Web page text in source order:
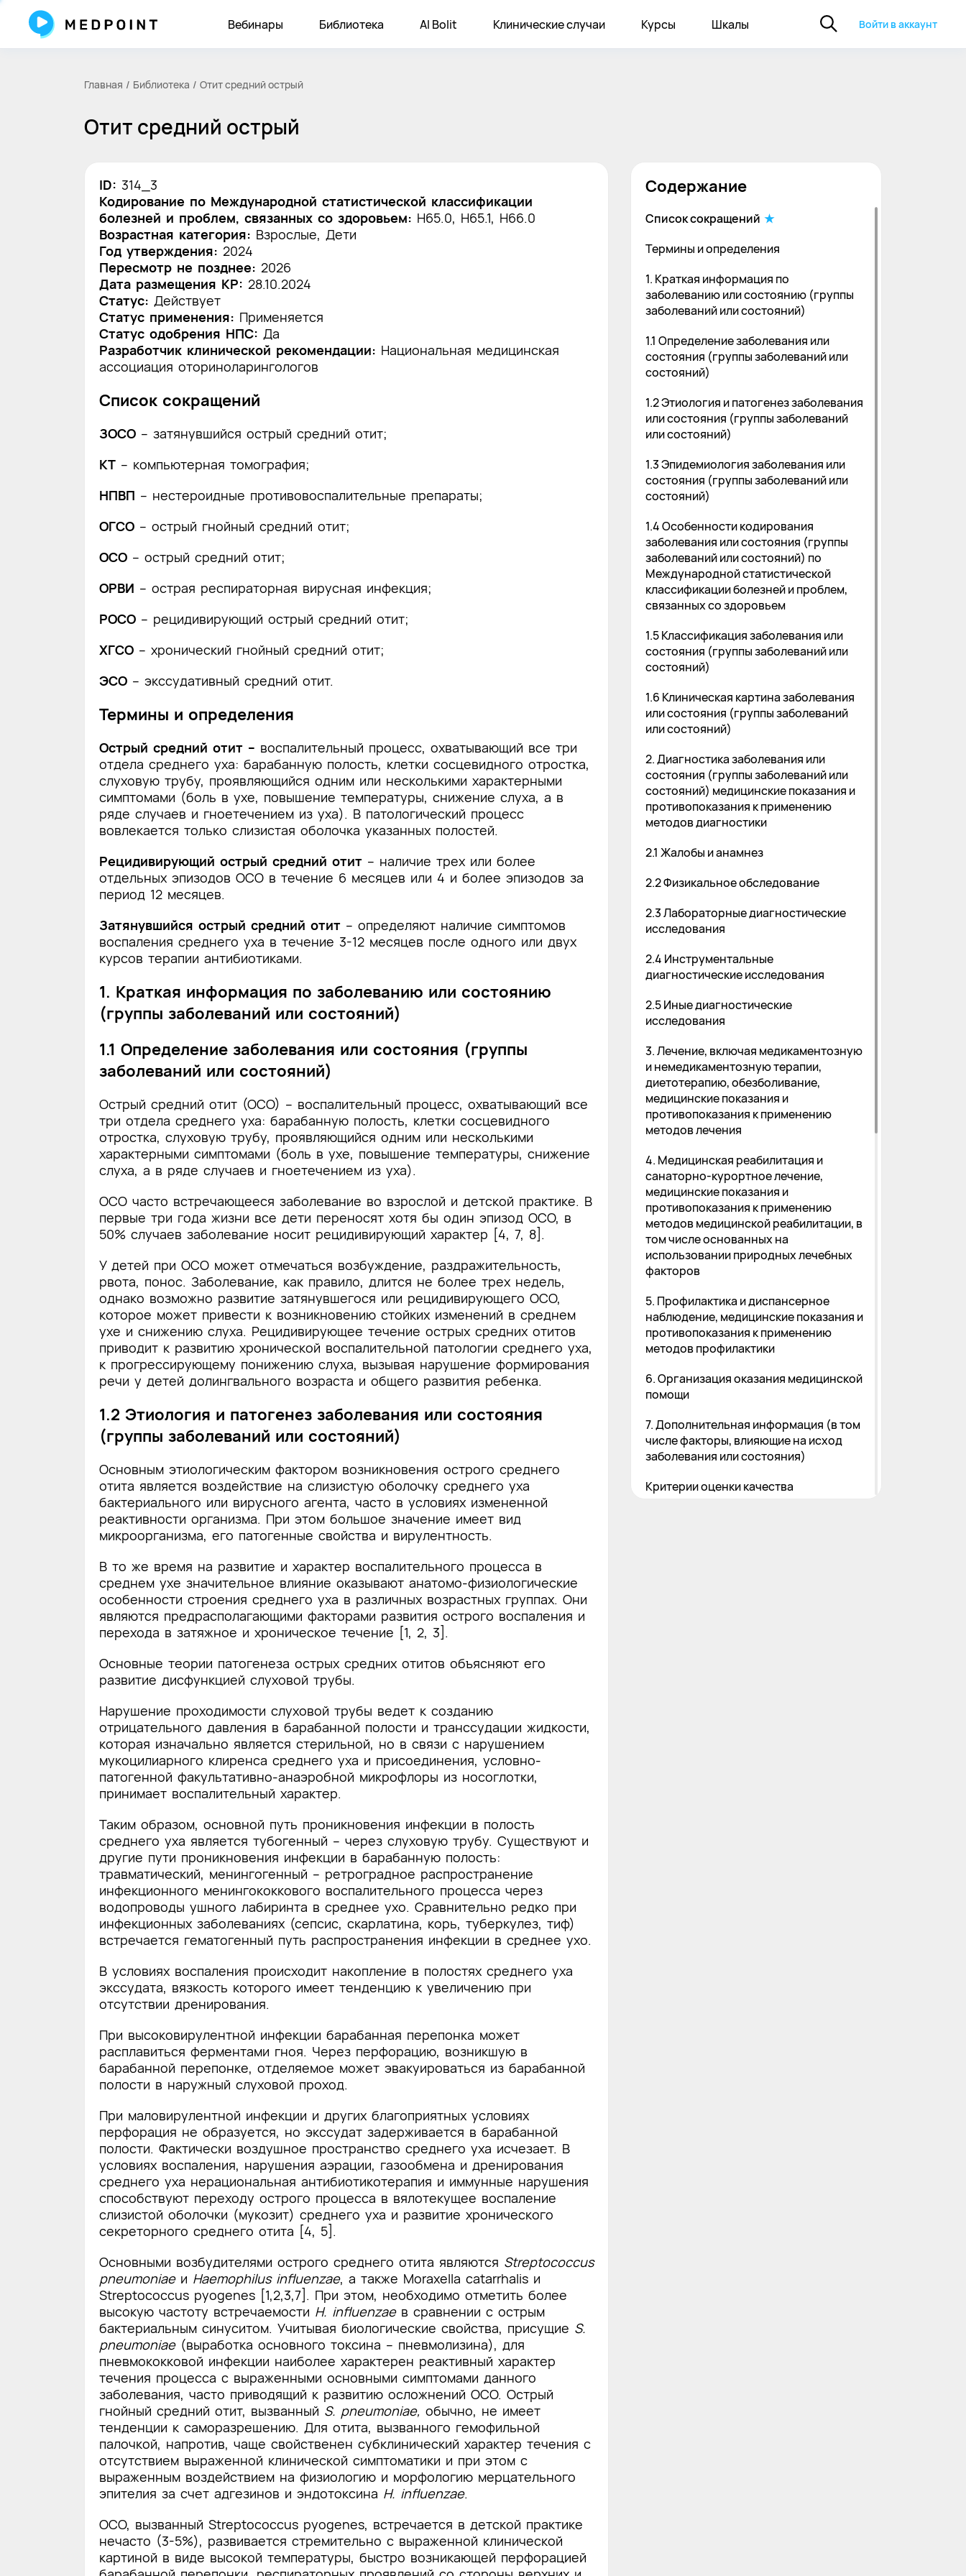
Вебинары Библиотека AI Bolit Клинические случаи Курсы Шкалы Войти в аккаунт
Главная Библиотека Отит средний острый
Отит средний острый
ID: 314_3
Кодирование по Международной статистической классификации
болезней и проблем, связанных со здоровьем: H65.0, H65.1, H66.0
Возрастная категория: Взрослые, Дети
Год утверждения: 2024
Пересмотр не позднее: 2026
Дата размещения КР: 28.10.2024
Статус: Действует
Статус применения: Применяется
Статус одобрения НПС: Да
Разработчик клинической рекомендации: Национальная медицинская
ассоциация оториноларингологов
Список сокращений
ЗОСО – затянувшийся острый средний отит;
КТ – компьютерная томография;
НПВП – нестероидные противовоспалительные препараты;
ОГСО – острый гнойный средний отит;
ОСО – острый средний отит;
ОРВИ – острая респираторная вирусная инфекция;
РОСО – рецидивирующий острый средний отит;
ХГСО – хронический гнойный средний отит;
ЭСО – экссудативный средний отит.
Термины и определения
Острый средний отит – воспалительный процесс, охватывающий все три
отдела среднего уха: барабанную полость, клетки сосцевидного отростка,
слуховую трубу, проявляющийся одним или несколькими характерными
симптомами (боль в ухе, повышение температуры, снижение слуха, а в
ряде случаев и гноетечением из уха). В патологический процесс
вовлекается только слизистая оболочка указанных полостей.
Рецидивирующий острый средний отит – наличие трех или более
отдельных эпизодов ОСО в течение 6 месяцев или 4 и более эпизодов за
период 12 месяцев.
Затянувшийся острый средний отит – определяют наличие симптомов
воспаления среднего уха в течение 3-12 месяцев после одного или двух
курсов терапии антибиотиками.
1. Краткая информация по заболеванию или состоянию
(группы заболеваний или состояний)
1.1 Определение заболевания или состояния (группы
заболеваний или состояний)
Острый средний отит (ОСО) – воспалительный процесс, охватывающий все
три отдела среднего уха: барабанную полость, клетки сосцевидного
отростка, слуховую трубу, проявляющийся одним или несколькими
характерными симптомами (боль в ухе, повышение температуры, снижение
слуха, а в ряде случаев и гноетечением из уха).
ОСО часто встречающееся заболевание во взрослой и детской практике. В
первые три года жизни все дети переносят хотя бы один эпизод ОСО, в
50% случаев заболевание носит рецидивирующий характер [4, 7, 8].
У детей при ОСО может отмечаться возбуждение, раздражительность,
рвота, понос. Заболевание, как правило, длится не более трех недель,
однако возможно развитие затянувшегося или рецидивирующего ОСО,
которое может привести к возникновению стойких изменений в среднем
ухе и снижению слуха. Рецидивирующее течение острых средних отитов
приводит к развитию хронической воспалительной патологии среднего уха,
к прогрессирующему понижению слуха, вызывая нарушение формирования
речи у детей долингвального возраста и общего развития ребенка.
1.2 Этиология и патогенез заболевания или состояния
(группы заболеваний или состояний)
Основным этиологическим фактором возникновения острого среднего
отита является воздействие на слизистую оболочку среднего уха
бактериального или вирусного агента, часто в условиях измененной
реактивности организма. При этом большое значение имеет вид
микроорганизма, его патогенные свойства и вирулентность.
В то же время на развитие и характер воспалительного процесса в
среднем ухе значительное влияние оказывают анатомо-физиологические
особенности строения среднего уха в различных возрастных группах. Они
являются предрасполагающими факторами развития острого воспаления и
перехода в затяжное и хроническое течение [1, 2, 3].
Основные теории патогенеза острых средних отитов объясняют его
развитие дисфункцией слуховой трубы.
Нарушение проходимости слуховой трубы ведет к созданию
отрицательного давления в барабанной полости и транссудации жидкости,
которая изначально является стерильной, но в связи с нарушением
мукоцилиарного клиренса среднего уха и присоединения, условно-
патогенной факультативно-анаэробной микрофлоры из носоглотки,
принимает воспалительный характер.
Таким образом, основной путь проникновения инфекции в полость
среднего уха является тубогенный – через слуховую трубу. Существуют и
другие пути проникновения инфекции в барабанную полость:
травматический, менингогенный – ретроградное распространение
инфекционного менингококкового воспалительного процесса через
водопроводы ушного лабиринта в среднее ухо. Сравнительно редко при
инфекционных заболеваниях (сепсис, скарлатина, корь, туберкулез, тиф)
встречается гематогенный путь распространения инфекции в среднее ухо.
В условиях воспаления происходит накопление в полостях среднего уха
экссудата, вязкость которого имеет тенденцию к увеличению при
отсутствии дренирования.
При высоковирулентной инфекции барабанная перепонка может
расплавиться ферментами гноя. Через перфорацию, возникшую в
барабанной перепонке, отделяемое может эвакуироваться из барабанной
полости в наружный слуховой проход.
При маловирулентной инфекции и других благоприятных условиях
перфорация не образуется, но экссудат задерживается в барабанной
полости. Фактически воздушное пространство среднего уха исчезает. В
условиях воспаления, нарушения аэрации, газообмена и дренирования
среднего уха нерациональная антибиотикотерапия и иммунные нарушения
способствуют переходу острого процесса в вялотекущее воспаление
слизистой оболочки (мукозит) среднего уха и развитие хронического
секреторного среднего отита [4, 5].
Основными возбудителями острого среднего отита являются Streptococcus
pneumoniaeи Нaemophilus influenzae, а также Moraxella catarrhalis и
Streptococcus pyogenes [1,2,3,7]. При этом, необходимо отметить более
высокую частоту встречаемости Н. influenzaeв сравнении с острым
бактериальным синуситом. Учитывая биологические свойства, присущие S.
pneumoniae(выработка основного токсина – пневмолизина), для
пневмококковой инфекции наиболее характерен реактивный характер
течения процесса с выраженными основными симптомами данного
заболевания, часто приводящий к развитию осложнений ОСО. Острый
гнойный средний отит, вызванный S. pneumoniae, обычно, не имеет
тенденции к саморазрешению. Для отита, вызванного гемофильной
палочкой, напротив, чаще свойственен субклинический характер течения с
отсутствием выраженной клинической симптоматики и при этом с
выраженным воздействием на физиологию и морфологию мерцательного
эпителия за счет адгезинов и эндотоксина H. influenzae.
ОСО, вызванный Streptococcus pyogenes, встречается в детской практике
нечасто (3-5%), развивается стремительно с выраженной клинической
картиной в виде высокой температуры, быстро возникающей перфорацией
Содержание
Список сокращений
Термины и определения
1. Краткая информация по
заболеванию или состоянию (группы
заболеваний или состояний)
1.1 Определение заболевания или
состояния (группы заболеваний или
состояний)
1.2 Этиология и патогенез заболевания
или состояния (группы заболеваний
или состояний)
1.3 Эпидемиология заболевания или
состояния (группы заболеваний или
состояний)
1.4 Особенности кодирования
заболевания или состояния (группы
заболеваний или состояний) по
Международной статистической
классификации болезней и проблем,
связанных со здоровьем
1.5 Классификация заболевания или
состояния (группы заболеваний или
состояний)
1.6 Клиническая картина заболевания
или состояния (группы заболеваний
или состояний)
2. Диагностика заболевания или
состояния (группы заболеваний или
состояний) медицинские показания и
противопоказания к применению
методов диагностики
2.1 Жалобы и анамнез
2.2 Физикальное обследование
2.3 Лабораторные диагностические
исследования
2.4 Инструментальные
диагностические исследования
2.5 Иные диагностические
исследования
3. Лечение, включая медикаментозную
и немедикаментозную терапии,
диетотерапию, обезболивание,
медицинские показания и
противопоказания к применению
методов лечения
4. Медицинская реабилитация и
санаторно-курортное лечение,
медицинские показания и
противопоказания к применению
методов медицинской реабилитации, в
том числе основанных на
использовании природных лечебных
факторов
5. Профилактика и диспансерное
наблюдение, медицинские показания и
противопоказания к применению
методов профилактики
6. Организация оказания медицинской
помощи
7. Дополнительная информация (в том
числе факторы, влияющие на исход
заболевания или состояния)
Критерии оценки качества